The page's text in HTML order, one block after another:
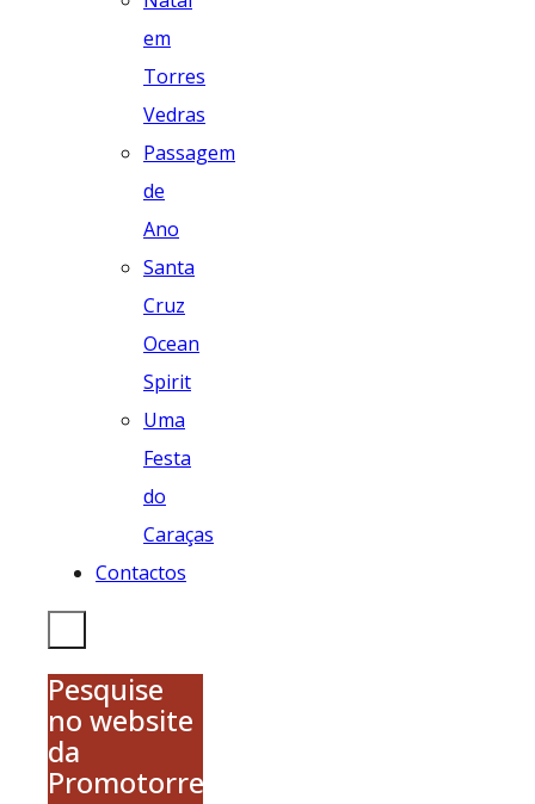
em
Torres
Vedras
Passagem
de
Ano
Santa
Cruz
Ocean
Spirit
Uma
Festa
do
Caraças
Contactos
Pesquise
no website
da
Promotorres